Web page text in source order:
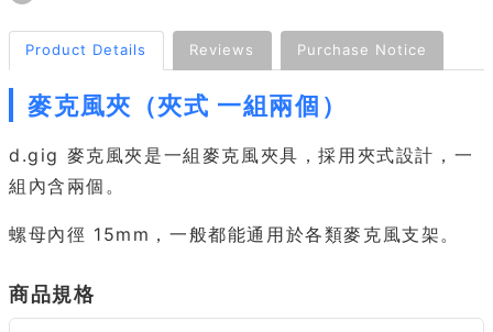
Product Details Reviews Purchase Notice
麥克風夾（夾式 一組兩個）
d.gig 麥克風夾是一組麥克風夾具，採用夾式設計，一
組內含兩個。
螺母內徑 15mm，一般都能通用於各類麥克風支架。
商品規格